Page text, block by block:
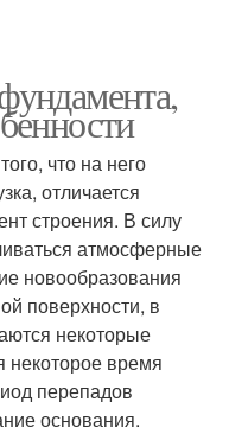
что на него
отличается
строения. В силу
атмосферные
новообразования
поверхности, в
некоторые
время
перепадов
основания.